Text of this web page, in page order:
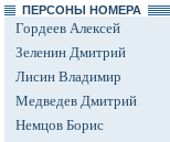
ПЕРСОНЫ НОМЕРА
Гордеев Алексей
Зеленин Дмитрий
Лисин Владимир
Медведев Дмитрий
Немцов Борис